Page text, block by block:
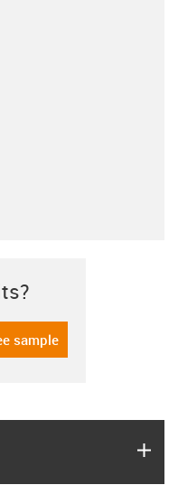
sample